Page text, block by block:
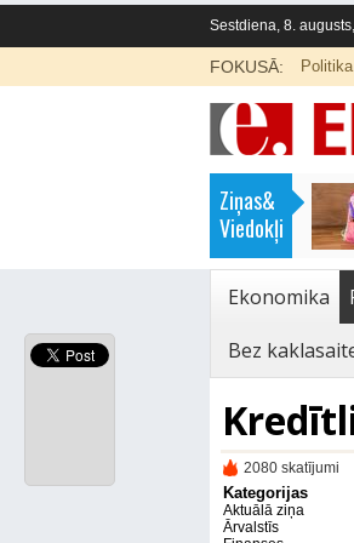
Sestdiena, 8.
FOKUSĀ: Politika
Ziņas&
Viedokļi
Labklājības ministrija rosina reformēt
un būtiski uzlabot vecāku pabalstu
Ekonomika
Bez
2080 skatījumi
Kategorijas
Aktuālā ziņa
Ārvalstīs